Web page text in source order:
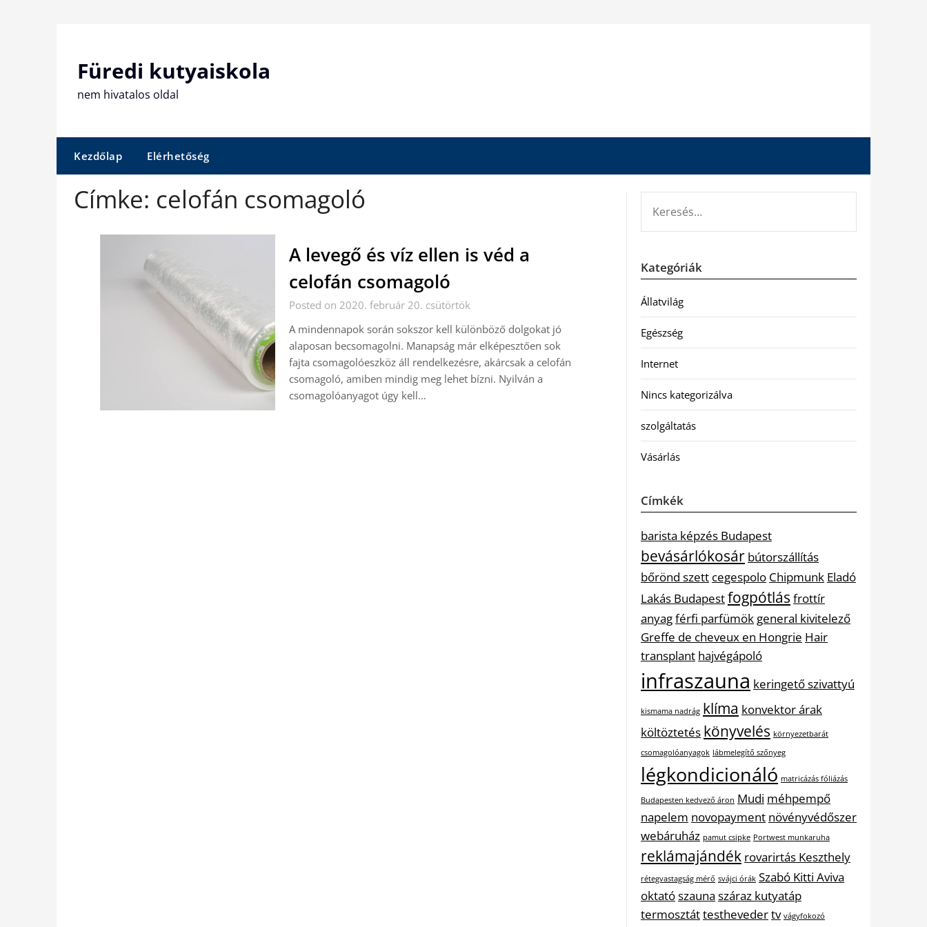
Füredi kutyaiskola
nem hivatalos oldal
Kezdőlap Elérhetőség
Címke: celofán csomagoló
A levegő és víz ellen is véd a
celofán csomagoló
Posted on 2020. február 20. csütörtök
A mindennapok során sokszor kell különböző dolgokat jó
alaposan becsomagolni. Manapság már elképesztően sok
fajta csomagolóeszköz áll rendelkezésre, akárcsak a celofán
csomagoló, amiben mindig meg lehet bízni. Nyilván a
csomagolóanyagot úgy kell…
Kategóriák
Állatvilág
Egészség
Internet
Nincs kategorizálva
szolgáltatás
Vásárlás
Címkék
barista képzés Budapest
bevásárlókosár bútorszállítás
bőrönd szett cegespolo Chipmunk Eladó
Lakás Budapestfogpótlás frottír
anyagférfi parfümök general kivitelező
Greffe de cheveux en Hongrie Hair
transplant hajvégápoló
infraszauna keringető szivattyú
kismama nadrág klíma konvektor árak
költöztetés könyvelés környezetbarát
csomagolóanyagok lábmelegítő szőnyeg
légkondicionáló matricázás fóliázás
Budapesten kedvező áron Mudi méhpempő
napelem novopayment növényvédőszer
webáruház pamut csipke Portwest munkaruha
reklámajándék rovarirtás Keszthely
rétegvastagság mérő svájci órák Szabó Kitti Aviva
oktatószauna száraz kutyatáp
termosztáttesthevedertv vágyfokozó